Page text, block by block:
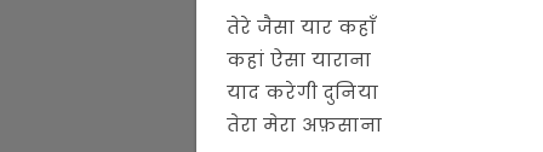
तेरे जैसा यार कहाँ
कहां ऐसा याराना
याद करेगी दुनिया
तेरा मेरा अफ़साना